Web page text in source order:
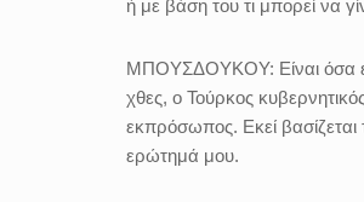
ή με βάση του τι μπορεί να
ΜΠΟΥΣΔΟΥΚΟΥ: Είναι όσα
χθες, ο Τούρκος
εκπρόσωπος. Εκεί βασίζεται
ερώτημά μου.